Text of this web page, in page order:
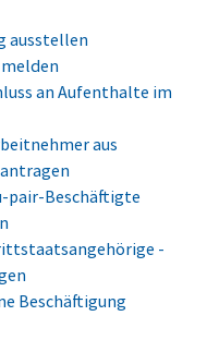
ausstellen
an Aufenthalte im
aus
pair-Beschäftigte
-
Beschäftigung